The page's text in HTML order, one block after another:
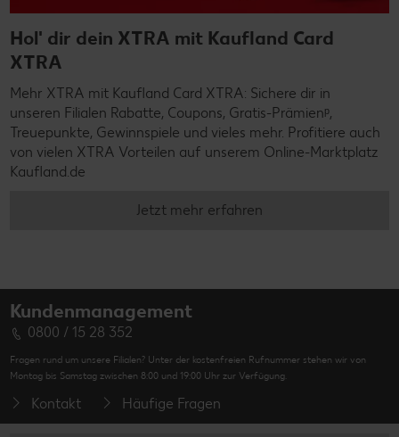
Hol' dir dein XTRA mit Kaufland Card
XTRA
Mehr XTRA mit Kaufland Card XTRA: Sichere dir in
unseren Filialen Rabatte, Coupons, Gratis-Prämienᵖ,
Treuepunkte, Gewinnspiele und vieles mehr. Profitiere auch
von vielen XTRA Vorteilen auf unserem Online-Marktplatz
Kaufland.de
Jetzt mehr erfahren
Kundenmanagement
0800 / 15 28 352
Fragen rund um unsere Filialen? Unter der kostenfreien Rufnummer stehen wir von
Montag bis Samstag zwischen 8:00 und 19:00 Uhr zur Verfügung.
Kontakt Häufige Fragen